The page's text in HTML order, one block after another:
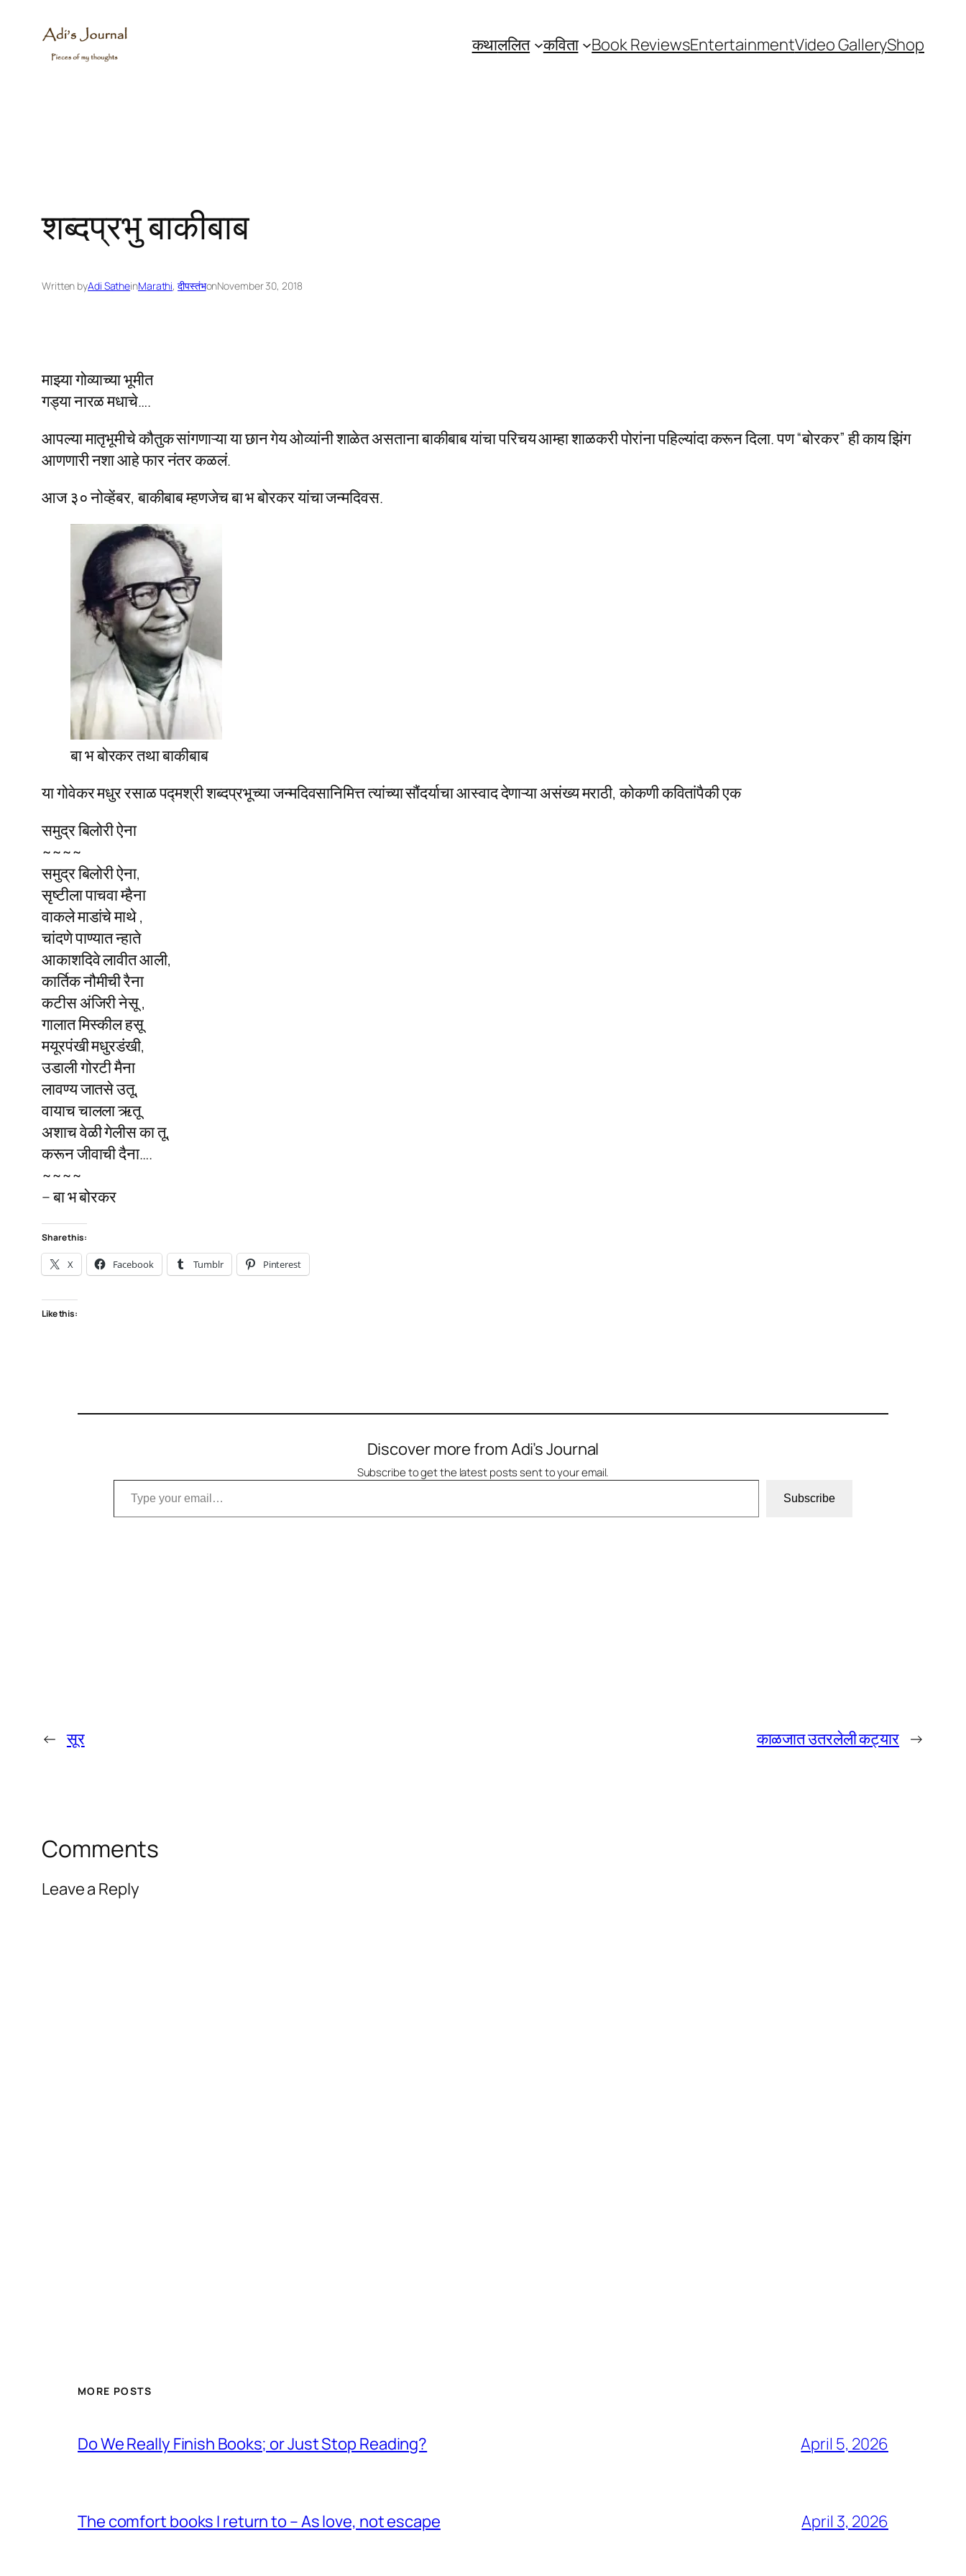
content
कथाललित कविता Book ReviewsEntertainmentVideo GalleryShop
शब्दप्रभु बाकीबाब
Written byAdi SatheinMarathi, दीपस्तंभonNovember 30, 2018
माझ्या गोव्याच्या भूमीत
गड्या नारळ मधाचे….
आपल्या मातृभूमीचे कौतुक सांगणाऱ्या या छान गेय ओव्यांनी शाळेत असताना बाकीबाब यांचा परिचय आम्हा शाळकरी पोरांना पहिल्यांदा करून दिला. पण “बोरकर” ही काय झिंग
आणणारी नशा आहे फार नंतर कळलं.
आज ३० नोव्हेंबर, बाकीबाब म्हणजेच बा भ बोरकर यांचा जन्मदिवस.
बा भ बोरकर तथा बाकीबाब
या गोवेकर मधुर रसाळ पद्मश्री शब्दप्रभूच्या जन्मदिवसानिमित्त त्यांच्या सौंदर्याचा आस्वाद देणाऱ्या असंख्य मराठी, कोकणी कवितांपैकी एक
समुद्र बिलोरी ऐना
~~~~
समुद्र बिलोरी ऐना,
सृष्टीला पाचवा म्हैना
वाकले माडांचे माथे ,
चांदणे पाण्यात न्हाते
आकाशदिवे लावीत आली,
कार्तिक नौमीची रैना
कटीस अंजिरी नेसू ,
गालात मिस्कील हसू
मयूरपंखी मधुरडंखी,
उडाली गोरटी मैना
लावण्य जातसे उतू,
वायाच चालला ऋतू
अशाच वेळी गेलीस का तू,
करून जीवाची दैना….
~~~~
– बा भ बोरकर
Share this:
X Facebook Tumblr Pinterest
Like this:
Discover more from Adi’s Journal
Subscribe to get the latest posts sent to your email.
Type your email…
Subscribe
← सूर काळजात उतरलेली कट्यार →
Comments
Leave a Reply
MORE POSTS
Do We Really Finish Books; or Just Stop Reading? April 5, 2026
The comfort books I return to – As love, not escape April 3, 2026